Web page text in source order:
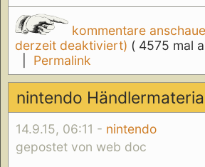
kommentare
derzeit deaktiviert) ( 4575 mal
Permalink
nintendo
14.9.15, 06:11 - nintendo
gepostet von web doc